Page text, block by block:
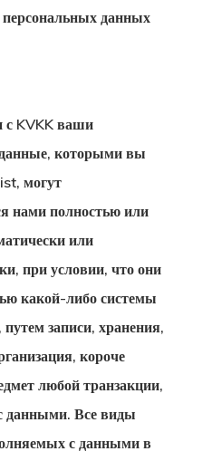
данных
с KVKK ваши
которыми вы
могут
нами полностью или
или
при условии, что они
какой-либо системы
записи, хранения,
короче
любой транзакции,
данными. Все виды
с данными в
GDPR
Для
Стартапов
Вид На
Жительство
Греции
Золотая
Вид На
Жительство